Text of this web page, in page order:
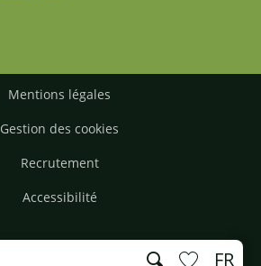
Recherche FR
Mentions légales
Gestion des cookies
Recrutement
Accessibilité